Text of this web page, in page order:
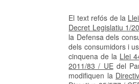
El text refós de la
Decret Legislatiu 1/
la Defensa dels
dels consumidors i
cinquena de la Llei
2011/83 / UEdel
modifiquen la